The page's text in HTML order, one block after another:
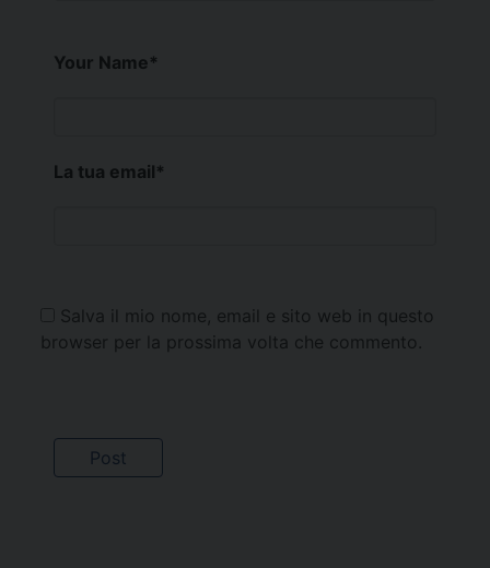
Your Name*
La tua email*
Salva il mio nome, email e sito web in questo
browser per la prossima volta che commento.